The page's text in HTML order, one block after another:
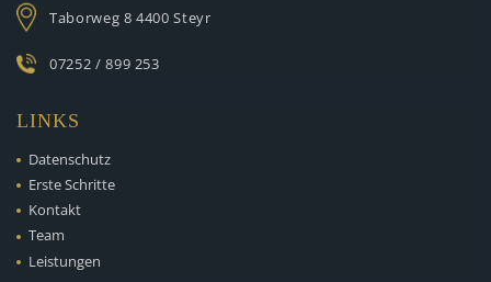
Taborweg 8 4400 Steyr
07252 / 899 253
LINKS
Datenschutz
Erste Schritte
Kontakt
Team
Leistungen